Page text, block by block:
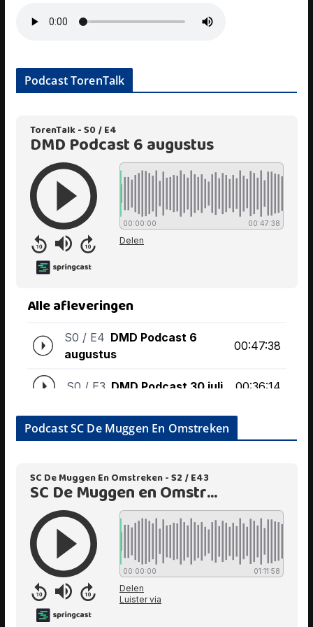
Podcast TorenTalk
Podcast SC De Muggen En Omstreken